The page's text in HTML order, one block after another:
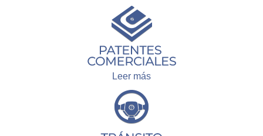
Leer más